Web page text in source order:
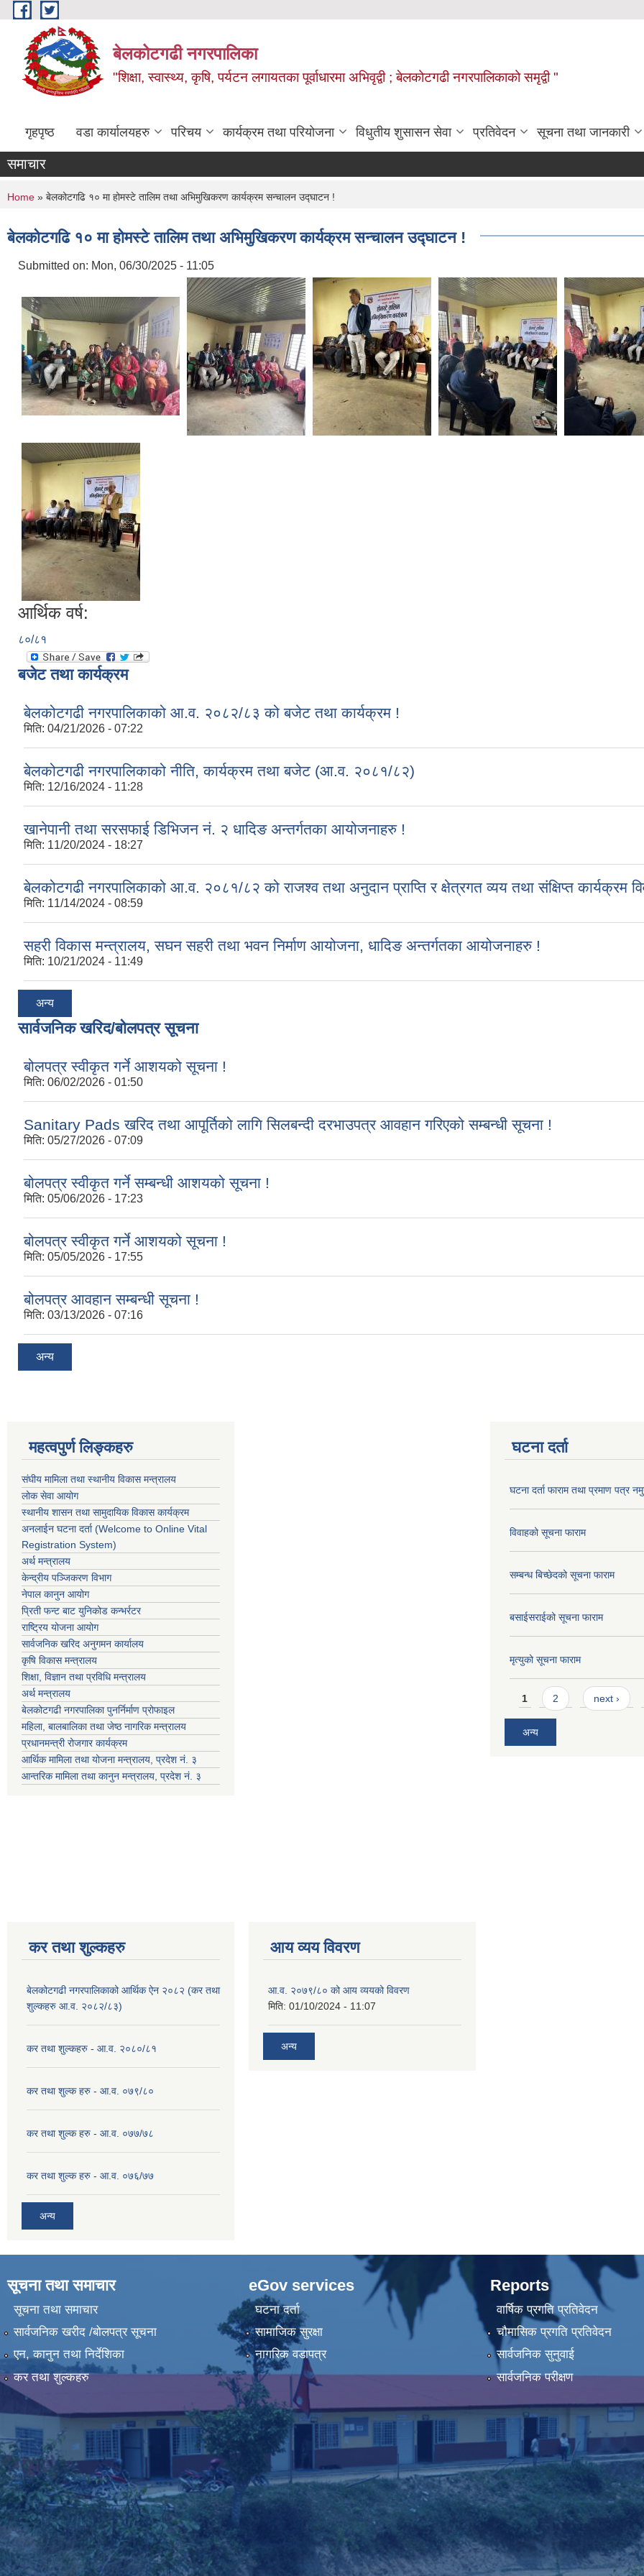
Skip to main content
बेलकोटगढी नगरपालिका
"शिक्षा, स्वास्थ्य, कृषि, पर्यटन लगायतका पूर्वाधारमा अभिवृद्वी ; बेलकोटगढी नगरपालिकाको समृद्वी "
गृहपृष्ठ वडा कार्यालयहरु परिचय कार्यक्रम तथा परियोजना विधुतीय शुसासन सेवा प्रतिवेदन सूचना तथा जानकारी
समाचार
You are here
Home » बेलकोटगढि १० मा होमस्टे तालिम तथा अभिमुखिकरण कार्यक्रम सन्चालन उद्घाटन !
बेलकोटगढि १० मा होमस्टे तालिम तथा अभिमुखिकरण कार्यक्रम सन्चालन उद्घाटन !
Submitted on: Mon, 06/30/2025 - 11:05
आर्थिक वर्ष:
८०/८१
बजेट तथा कार्यक्रम
बेलकोटगढी नगरपालिकाको आ.व. २०८२/८३ को बजेट तथा कार्यक्रम !
मिति: 04/21/2026 - 07:22
बेलकोटगढी नगरपालिकाको नीति, कार्यक्रम तथा बजेट (आ.व. २०८१/८२)
मिति: 12/16/2024 - 11:28
खानेपानी तथा सरसफाई डिभिजन नं. २ धादिङ अन्तर्गतका आयोजनाहरु !
मिति: 11/20/2024 - 18:27
बेलकोटगढी नगरपालिकाको आ.व. २०८१/८२ को राजश्व तथा अनुदान प्राप्ति र क्षेत्रगत व्यय तथा संक्षिप्त कार्यक्रम
मिति: 11/14/2024 - 08:59
सहरी विकास मन्त्रालय, सघन सहरी तथा भवन निर्माण आयोजना, धादिङ अन्तर्गतका आयोजनाहरु !
मिति: 10/21/2024 - 11:49
अन्य
सार्वजनिक खरिद/बोलपत्र सूचना
बोलपत्र स्वीकृत गर्ने आशयको सूचना !
मिति: 06/02/2026 - 01:50
Sanitary Pads खरिद तथा आपूर्तिको लागि सिलबन्दी दरभाउपत्र आवहान गरिएको सम्बन्धी सूचना !
मिति: 05/27/2026 - 07:09
बोलपत्र स्वीकृत गर्ने सम्बन्धी आशयको सूचना !
मिति: 05/06/2026 - 17:23
बोलपत्र स्वीकृत गर्ने आशयको सूचना !
मिति: 05/05/2026 - 17:55
बोलपत्र आवहान सम्बन्धी सूचना !
मिति: 03/13/2026 - 07:16
अन्य
महत्वपुर्ण लिङ्कहरु
संघीय मामिला तथा स्थानीय विकास मन्त्रालय
लोक सेवा आयोग
स्थानीय शासन तथा सामुदायिक विकास कार्यक्रम
अनलाईन घटना दर्ता (Welcome to Online Vital
Registration System)
अर्थ मन्त्रालय
केन्द्रीय पञ्जिकरण विभाग
नेपाल कानुन आयोग
प्रिती फन्ट बाट युनिकोड कन्भर्रटर
राष्ट्रिय योजना आयोग
सार्वजनिक खरिद अनुगमन कार्यालय
कृषि विकास मन्त्रालय
शिक्षा, विज्ञान तथा प्रविधि मन्त्रालय
अर्थ मन्त्रालय
बेलकोटगढी नगरपालिका पुनर्निर्माण प्रोफाइल
महिला, बालबालिका तथा जेष्ठ नागरिक मन्त्रालय
प्रधानमन्त्री रोजगार कार्यक्रम
आर्थिक मामिला तथा योजना मन्त्रालय, प्रदेश नं. ३
आन्तरिक मामिला तथा कानुन मन्त्रालय, प्रदेश नं. ३
घटना दर्ता
घटना दर्ता फाराम तथा प्रमाण पत्र
विवाहको सूचना फाराम
सम्बन्ध बिच्छेदको सूचना फाराम
बसाईसराईको सूचना फाराम
मृत्युको सूचना फाराम
Pages
1 2 next ›
अन्य
कर तथा शुल्कहरु
बेलकोटगढी नगरपालिकाको आर्थिक ऐन २०८२ (कर तथा
शुल्कहरु आ.व. २०८२/८३)
कर तथा शुल्कहरु - आ.व. २०८०/८१
कर तथा शुल्क हरु - आ.व. ०७९/८०
कर तथा शुल्क हरु - आ.व. ०७७/७८
कर तथा शुल्क हरु - आ.व. ०७६/७७
अन्य
आय व्यय विवरण
आ.व. २०७९/८० को आय व्ययको विवरण
मिति: 01/10/2024 - 11:07
अन्य
सूचना तथा समाचार
सूचना तथा समाचार
सार्वजनिक खरीद /बोलपत्र सूचना
एन, कानुन तथा निर्देशिका
कर तथा शुल्कहरु
eGov services
घटना दर्ता
सामाजिक सुरक्षा
नागरिक वडापत्र
Reports
वार्षिक प्रगति प्रतिवेदन
चौमासिक प्रगति प्रतिवेदन
सार्वजनिक सुनुवाई
सार्वजनिक परीक्षण